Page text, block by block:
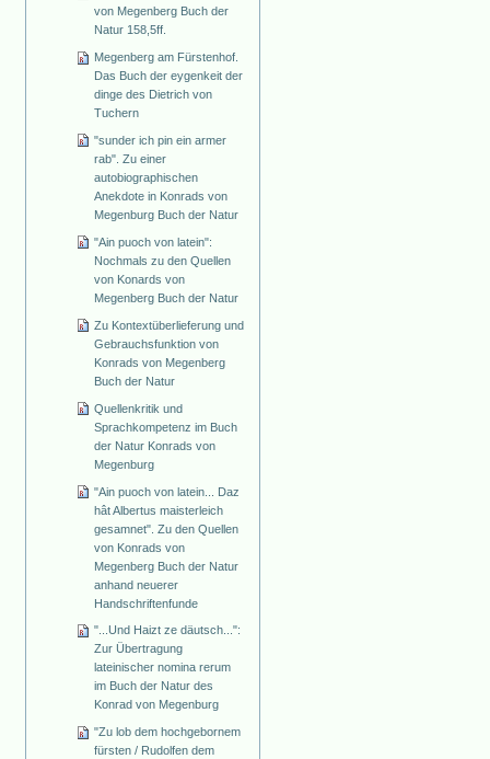
von Megenberg Buch der
Natur 158,5ff.
Megenberg am Fürstenhof.
Das Buch der eygenkeit der
dinge des Dietrich von
Tuchern
"sunder ich pin ein armer
rab". Zu einer
autobiographischen
Anekdote in Konrads von
Megenburg Buch der Natur
"Ain puoch von latein":
Nochmals zu den Quellen
von Konards von
Megenberg Buch der Natur
Zu Kontextüberlieferung und
Gebrauchsfunktion von
Konrads von Megenberg
Buch der Natur
Quellenkritik und
Sprachkompetenz im Buch
der Natur Konrads von
Megenburg
"Ain puoch von latein... Daz
hât Albertus maisterleich
gesamnet". Zu den Quellen
von Konrads von
Megenberg Buch der Natur
anhand neuerer
Handschriftenfunde
"...Und Haizt ze däutsch...":
Zur Übertragung
lateinischer nomina rerum
im Buch der Natur des
Konrad von Megenburg
"Zu lob dem hochgebornem
fürsten / Rudolfen dem